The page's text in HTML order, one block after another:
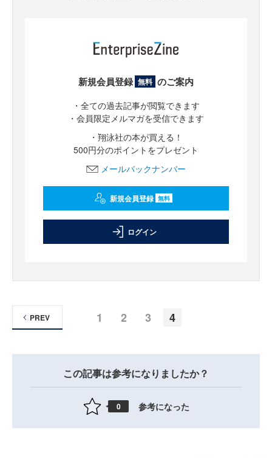
新規会員登録 無料 のご案内
・全ての過去記事が閲覧できます
・会員限定メルマガを受信できます
・翔泳社の本が買える！
500円分のポイントをプレゼント
メールバックナンバー
新規会員登録 無料
ログイン
1 2 3 4
PREV
この記事は参考になりましたか？
0 参考になった